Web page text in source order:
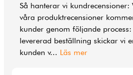
Så hanterar vi kundrecensioner:
våra produktrecensioner
kunder genom följande
levererad beställning skickar vi
kunden v... Läs mer